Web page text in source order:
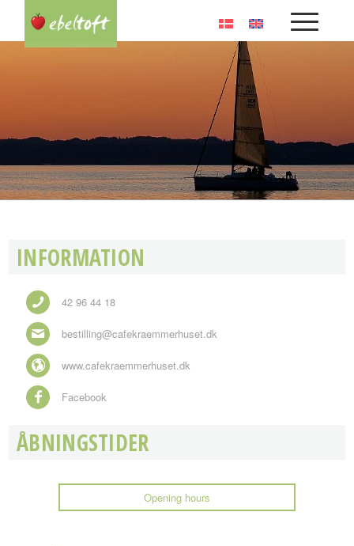
INFORMATION
42 96 44 18
bestilling@cafekraemmerhuset.dk
www.cafekraemmerhuset.dk
Facebook
ÅBNINGSTIDER
Opening hours